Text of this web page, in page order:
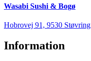
Wasabi Sushi & Bogø
Hobrovej 91, 9530 Støvring
Information